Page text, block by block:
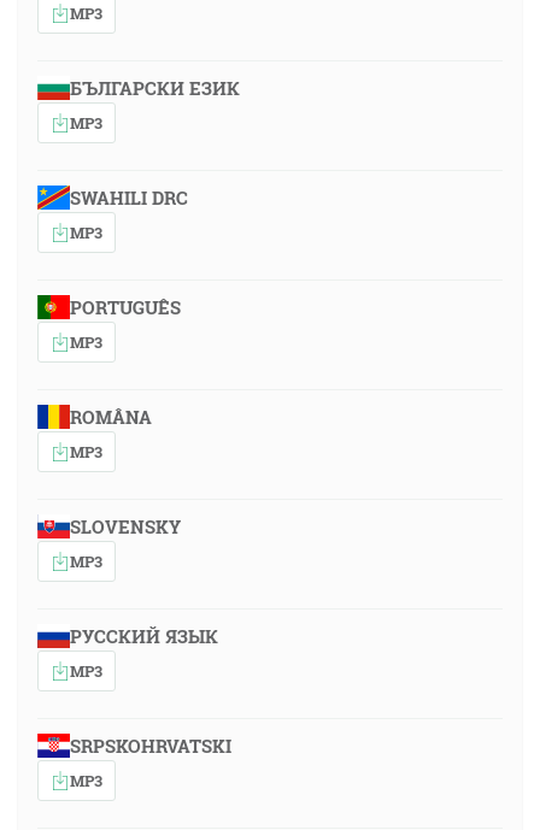
MP3
БЪЛГАРСКИ ЕЗИК
MP3
SWAHILI DRC
MP3
PORTUGUÊS
MP3
ROMÂNA
MP3
SLOVENSKY
MP3
РУССКИЙ ЯЗЫК
MP3
SRPSKOHRVATSKI
MP3